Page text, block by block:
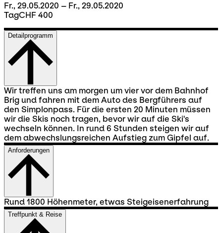
Fr., 29.05.2020 – Fr., 29.05.2020
TagCHF 400
Detailprogramm
Wir treffen uns am morgen um vier vor dem Bahnhof
Brig und fahren mit dem Auto des Bergführers auf
den Simplonpass. Für die ersten 20 Minuten müssen
wir die Skis noch tragen, bevor wir auf die Ski's
wechseln können. In rund 6 Stunden steigen wir auf
dem abwechslungsreichen Aufstieg zum Gipfel auf.
Anforderungen
Rund 1800 Höhenmeter, etwas Steigeisenerfahrung
Treffpunkt & Reise